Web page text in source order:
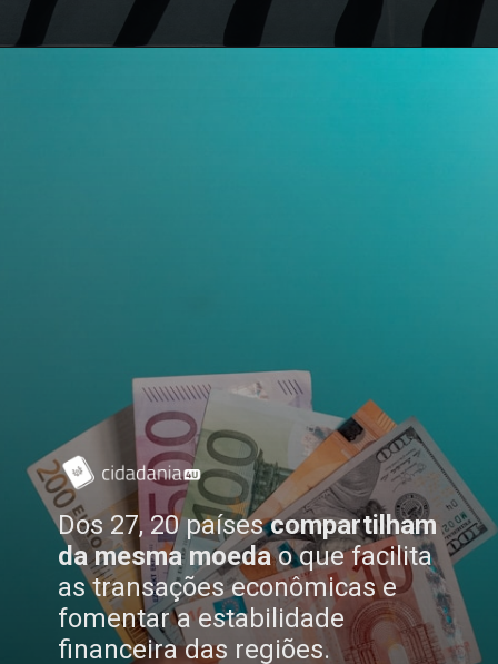
Dos 27, 20 paísescompartilham
da mesma moedao que facilita
as transações econômicas e
fomentar a estabilidade
financeira das regiões.